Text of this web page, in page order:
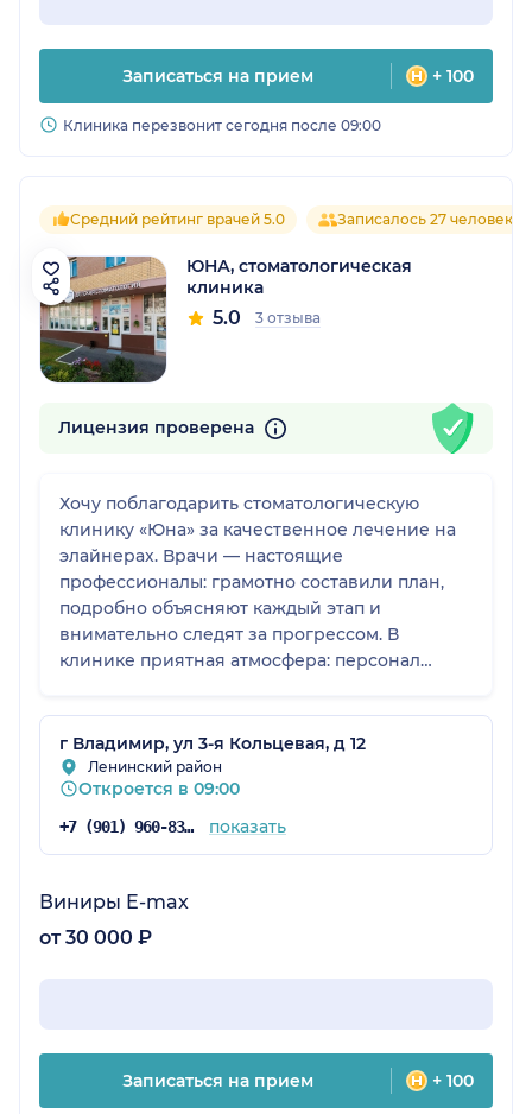
Записаться на прием + 100
Клиника перезвонит сегодня после 09:00
Средний рейтинг врачей 5.0 Записалось 27 человек
ЮНА, стоматологическая
клиника
5.0 3 отзыва
Лицензия проверена
Хочу поблагодарить стоматологическую
клинику «Юна» за качественное лечение на
элайнерах. Врачи — настоящие
профессионалы: грамотно составили план,
подробно объясняют каждый этап и
внимательно следят за прогрессом. В
клинике приятная атмосфера: персонал
всё организовано чётко — без лишнего
стресса. Уже заметны первые
положительные изменения: улыбка
постепенно становится ровнее. Большое
спасибо команде «Юны» за профессионализм
г Владимир, ул 3-я Кольцевая, д 12
Ленинский район
Откроется в 09:00
+7 (901) 960-83-56 показать
Виниры E-max
от 30 000 ₽
Записаться на прием + 100